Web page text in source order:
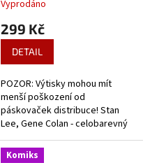
Vyprodáno
299 Kč
DETAIL
POZOR: Výtisky mohou mít
menší poškození od
páskovaček distribuce! Stan
Lee, Gene Colan - celobarevný
dobový komiks z historie
Daredevila.
Komiks